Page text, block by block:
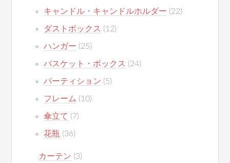
キャンドル・キャンドルホルダー (22)
ダストボックス (12)
ハンガー (25)
バスケット・ボックス (24)
パーティション (5)
フレーム (10)
傘立て (7)
花瓶 (36)
カーテン (3)